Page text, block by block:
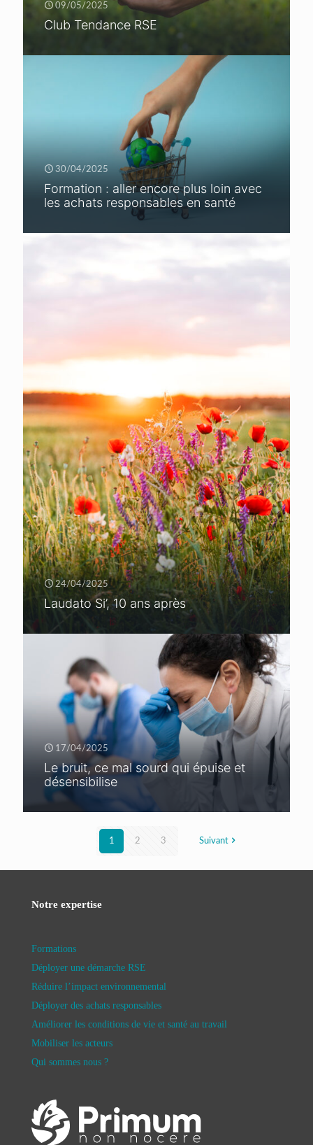
09/05/2025
Club Tendance RSE
30/04/2025
Formation : aller encore plus loin avec
les achats responsables en santé
24/04/2025
Laudato Si’, 10 ans après
17/04/2025
Le bruit, ce mal sourd qui épuise et
désensibilise
1 2 3 Suivant
Notre expertise
Formations
Déployer une démarche RSE
Réduire l’impact environnemental
Déployer des achats responsables
Améliorer les conditions de vie et santé au travail
Mobiliser les acteurs
Qui sommes nous ?